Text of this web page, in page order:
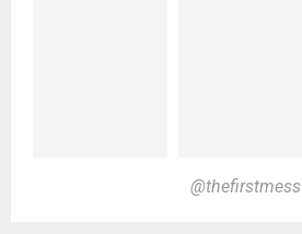
@thefirstmess